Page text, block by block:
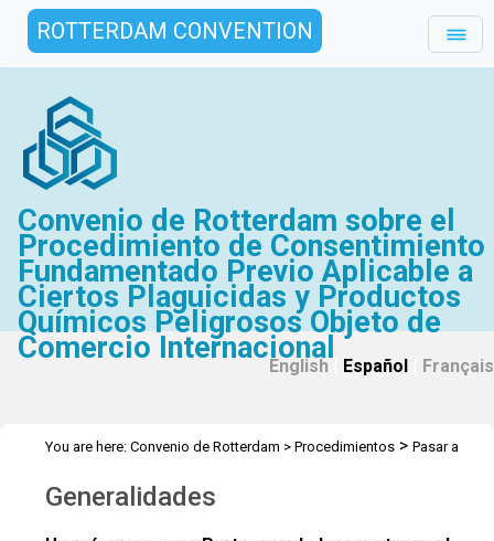
ROTTERDAM CONVENTION
Convenio de Rotterdam sobre el
Procedimiento de Consentimiento
Fundamentado Previo Aplicable a
Ciertos Plaguicidas y Productos
Químicos Peligrosos Objeto de
Comercio Internacional
English Español Français
You are here: Convenio de Rotterdam > Procedimientos > Pasar a
Generalidades